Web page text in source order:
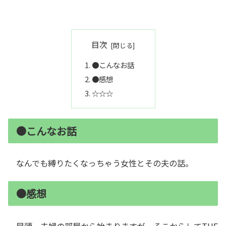
目次
●こんなお話
●感想
☆☆☆
●こんなお話
なんでも縛りたくなっちゃう女性とその夫の話。
●感想